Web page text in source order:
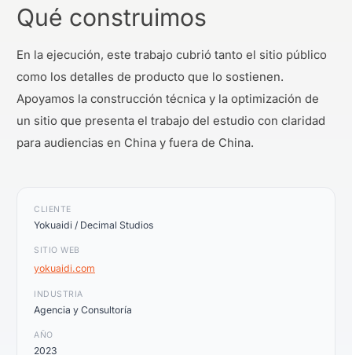
Qué construimos
En la ejecución, este trabajo cubrió tanto el sitio público
como los detalles de producto que lo sostienen.
Apoyamos la construcción técnica y la optimización de
un sitio que presenta el trabajo del estudio con claridad
para audiencias en China y fuera de China.
CLIENTE
Yokuaidi / Decimal Studios
SITIO WEB
yokuaidi.com
INDUSTRIA
Agencia y Consultoría
AÑO
2023